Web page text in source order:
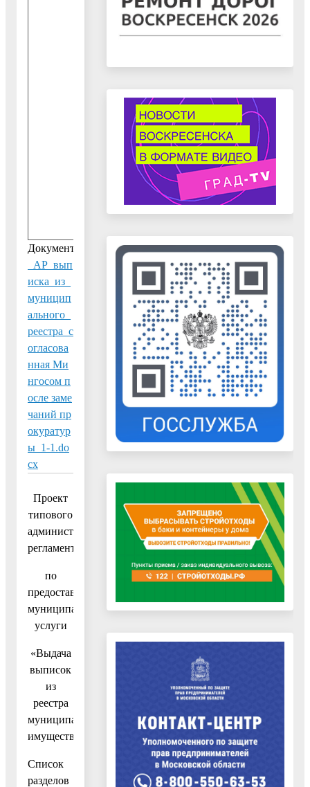
Документ:
_АР_вып
иска_из_
муницип
ального_
реестра_с
огласова
нная Ми
нгосом п
осле заме
чаний пр
окуратур
ы_1-1.do
cx
Проект
типового
административного
регламента
по
предоставлению
муниципальной
услуги
«Выдача
выписок
из
реестра
муниципального
имущества»
Список
разделов